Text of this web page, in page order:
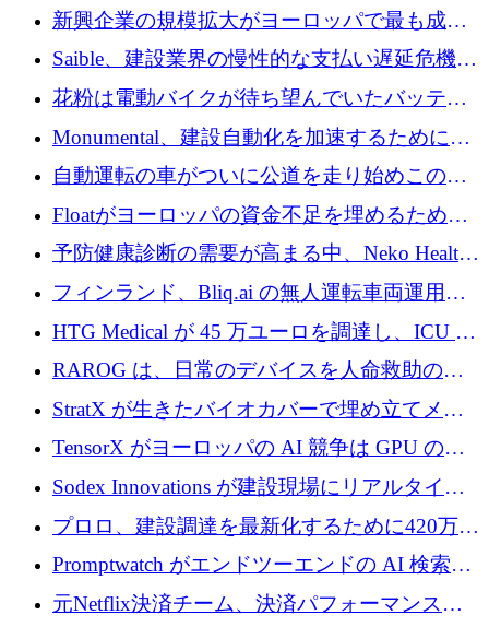
後、アムステルダムに根を張る
新興企業の規模拡大がヨーロッパで最も成功
した創業者を生み出す、アントラー氏が発見
Saible、建設業界の慢性的な支払い遅延危機に
対処するために 290 万ポンドを調達
花粉は電動バイクが待ち望んでいたバッテリ
ー交換ネットワークを構築している
Monumental、建設自動化を加速するためにシ
リーズ B で 3,200 万ドルを確保
自動運転の車がついに公道を走り始めこの国
が世界をリードしようとしている
Floatがヨーロッパの資金不足を埋めるために
シリーズAで450万ユーロを調達
予防健康診断の需要が高まる中、Neko Health
が 7 億ドルを調達
フィンランド、Bliq.ai の無人運転車両運用を
認可
HTG Medical が 45 万ユーロを調達し、ICU の
尿モニタリングを自動化するための MDR 認
証を獲得
RAROG は、日常のデバイスを人命救助の救
助ビーコンに変えるために 16 万 2,000 ユーロ
StratX が生きたバイオカバーで埋め立てメタ
ン対策に 119 万ドルを調達
TensorX がヨーロッパの AI 競争は GPU の所
有者によって決まると考える理由
Sodex Innovations が建設現場にリアルタイム
のインテリジェンスをもたらすために 400 万
ユーロを確保
プロロ、建設調達を最新化するために420万ポ
ンドを調達
Promptwatch がエンドツーエンドの AI 検索最
適化プラットフォームを拡張するために 600
万ユーロを調達
元Netflix決済チーム、決済パフォーマンスプ